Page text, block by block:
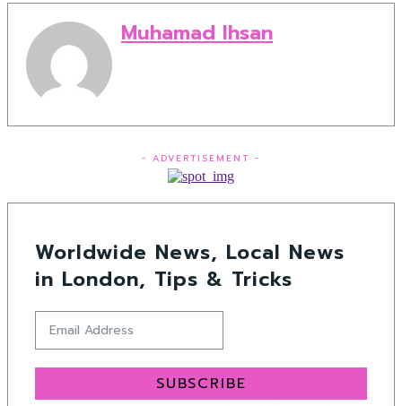
Muhamad Ihsan
- ADVERTISEMENT -
Worldwide News, Local News
in London, Tips & Tricks
SUBSCRIBE